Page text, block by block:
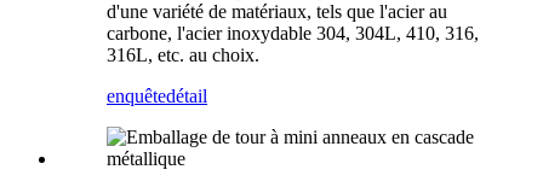
d'une variété de matériaux, tels que l'acier au
carbone, l'acier inoxydable 304, 304L, 410, 316,
316L, etc. au choix.
enquêtedétail